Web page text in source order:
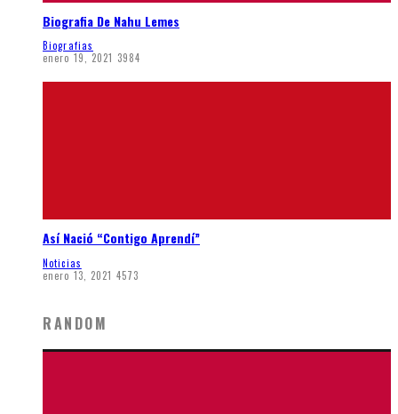
Biografia De Nahu Lemes
Biografias
enero 19, 2021 3984
Así Nació “Contigo Aprendí”
Noticias
enero 13, 2021 4573
RANDOM